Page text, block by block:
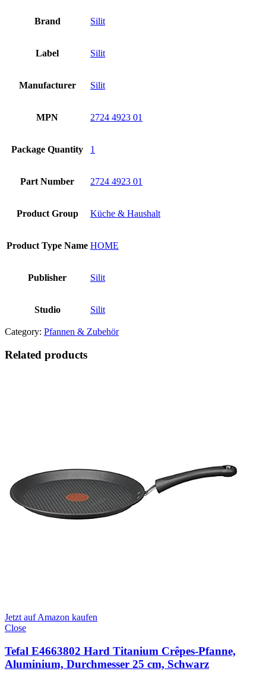
Brand Silit
Label Silit
Manufacturer Silit
MPN 2724 4923 01
Package Quantity 1
Part Number 2724 4923 01
Product Group Küche & Haushalt
Product Type Name HOME
Publisher Silit
Studio Silit
Category: Pfannen & Zubehör
Related products
Jetzt auf Amazon kaufen
Close
Tefal E4663802 Hard Titanium Crêpes-Pfanne,
Aluminium, Durchmesser 25 cm, Schwarz